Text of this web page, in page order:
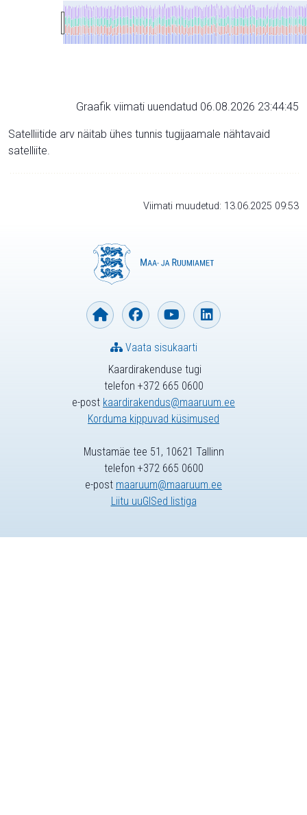
Graafik viimati uuendatud 06.08.2026 23:44:45
Satelliitide arv näitab ühes tunnis tugijaamale nähtavaid
satelliite.
Viimati muudetud: 13.06.2025 09:53
Kaardirakenduse tugi
telefon +372 665 0600
e-post kaardirakendus@maaruum.ee
Korduma kippuvad küsimused
Vaata sisukaarti
Mustamäe tee 51, 10621 Tallinn
telefon +372 665 0600
e-post maaruum@maaruum.ee
Liitu uuGISed listiga